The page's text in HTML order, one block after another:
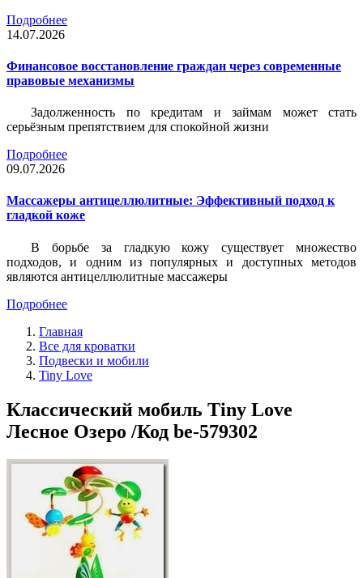
Подробнее
14.07.2026
Финансовое восстановление граждан через современные
правовые механизмы
Задолженность по кредитам и займам может стать
серьёзным препятствием для спокойной жизни
Подробнее
09.07.2026
Массажеры антицеллюлитные: Эффективный подход к
гладкой коже
В борьбе за гладкую кожу существует множество
подходов, и одним из популярных и доступных методов
являются антицеллюлитные массажеры
Подробнее
Главная
Все для кроватки
Подвески и мобили
Tiny Love
Классический мобиль Tiny Love
Лесное Озеро /Код be-579302